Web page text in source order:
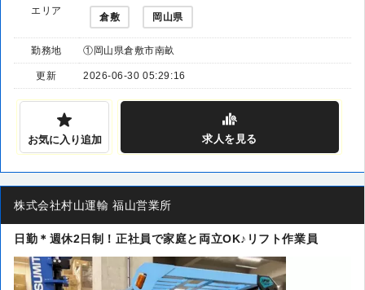
エリア
倉敷 岡山県
勤務地 ①岡山県倉敷市南畝
更新 2026-06-30 05:29:16
お気に入り追加 求人 を見る
株式会社村山運輸 福山営業所
日勤＊週休2日制！正社員で家庭と両立OK♪リフト作業員